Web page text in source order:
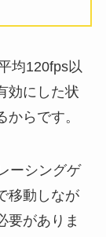
均120fps以
効にした状
らです。
ーシングゲ
移動しなが
要がありま